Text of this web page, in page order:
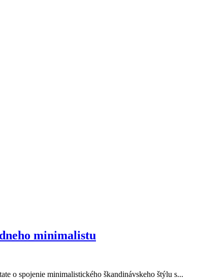
minimalistu
o spojenie minimalistického škandinávskeho štýlu s...